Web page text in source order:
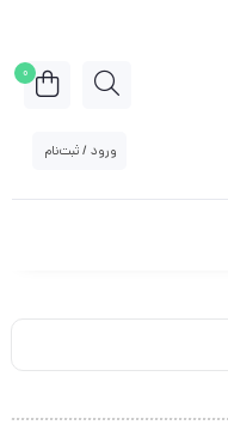
ورود / ثبت‌نام
0